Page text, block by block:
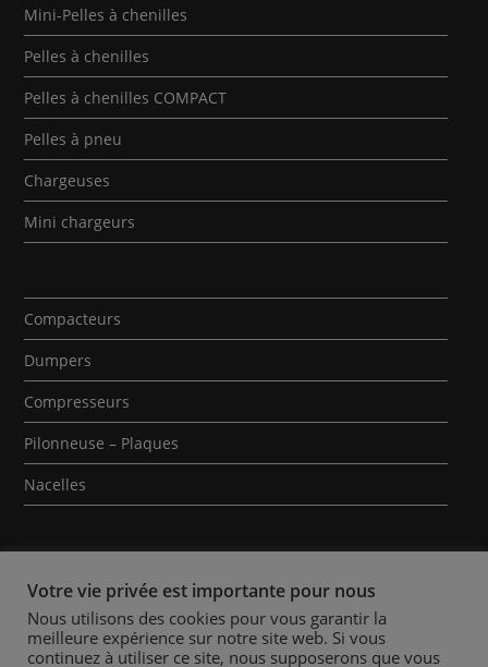
Mini-Pelles à chenilles
Pelles à chenilles
Pelles à chenilles COMPACT
Pelles à pneu
Chargeuses
Mini chargeurs
Compacteurs
Dumpers
Compresseurs
Pilonneuse – Plaques
Nacelles
Qui sommes-nous ? Contact Mentions Légales
Votre vie privée est importante pour nous
Nous utilisons des cookies pour vous garantir la
meilleure expérience sur notre site web. Si vous
continuez à utiliser ce site, nous supposerons que vous